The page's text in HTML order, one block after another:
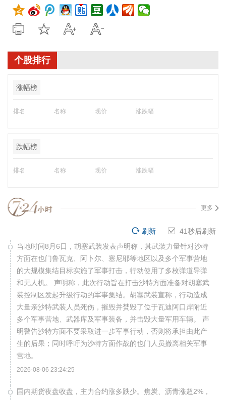
个股排行
涨幅榜
排名 名称 现价 涨跌幅
跌幅榜
排名 名称 现价 涨跌幅
更多
40秒后刷新
刷新
当地时间8月6日，胡塞武装发表声明称，其武装力量针对沙特
方面在也门鲁瓦克、阿卜尔、塞尼耶等地区以及多个军事营地
的大规模集结目标实施了军事打击，行动使用了多枚弹道导弹
和无人机。 声明称，此次行动旨在打击沙特方面准备对胡塞武
装控制区发起升级行动的军事集结。胡塞武装宣称，行动造成
大量亲沙特武装人员死伤，摧毁并焚毁了位于瓦迪阿口岸附近
多个军事营地、武器库及军事装备，并击毁大量军用车辆。 声
明警告沙特方面不要采取进一步军事行动，否则将承担由此产
生的后果；同时呼吁为沙特方面作战的也门人员撤离相关军事
营地。
2026-08-06 23:24:25
国内期货夜盘收盘，主力合约涨多跌少。焦炭、沥青涨超2%，